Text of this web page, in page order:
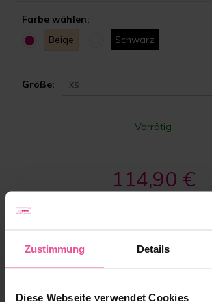
Zustimmung Details
Diese Webseite verwendet Cookies
Farbe wählen:
Beige
Schwarz
Größe: XS
Vorrätig
114,90 €
- Zum